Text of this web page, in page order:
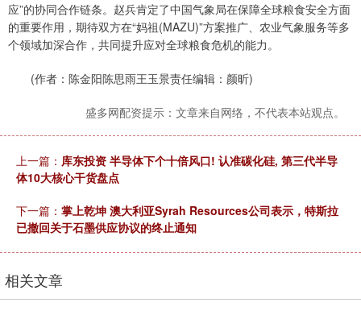
应”的协同合作链条。赵兵肯定了中国气象局在保障全球粮食安全方面
的重要作用，期待双方在“妈祖(MAZU)”方案推广、农业气象服务等多
个领域加深合作，共同提升应对全球粮食危机的能力。
(作者：陈金阳陈思雨王玉景责任编辑：颜昕)
盛多网配资提示：文章来自网络，不代表本站观点。
上一篇： 库东投资 半导体下个十倍风口! 认准碳化硅, 第三代半导
体10大核心干货盘点
下一篇： 掌上乾坤 澳大利亚Syrah Resources公司表示，特斯拉
已撤回关于石墨供应协议的终止通知
相关文章